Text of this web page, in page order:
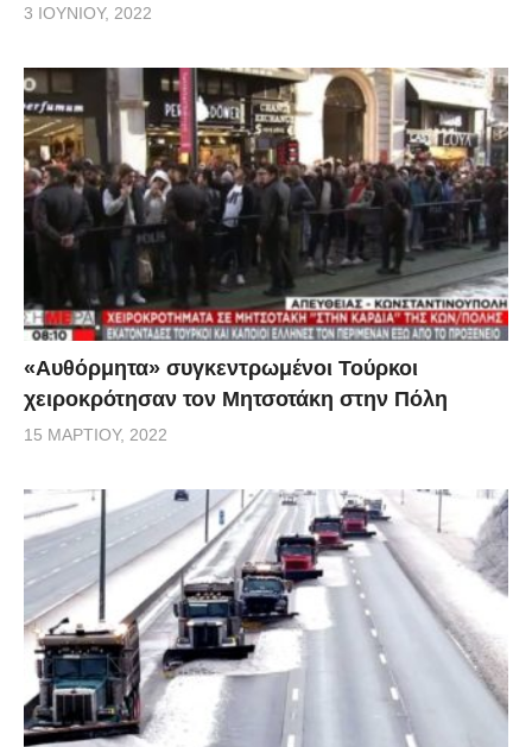
3 ΙΟΥΝΊΟΥ, 2022
«Αυθόρμητα» συγκεντρωμένοι Τούρκοι
χειροκρότησαν τον Μητσοτάκη στην Πόλη
15 ΜΑΡΤΊΟΥ, 2022